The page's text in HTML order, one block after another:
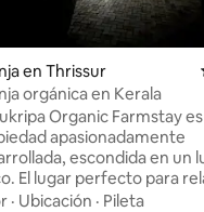
en Thrissur
orgánica en Kerala
Organic Farmstay
apasionadamente
escondida en un
El lugar perfecto para
la rústica granja
· Ubicación · Pileta